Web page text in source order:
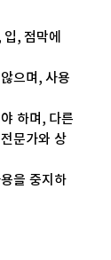
, 점막에
으며, 사용
하며, 다른
문가와 상
을 중지하